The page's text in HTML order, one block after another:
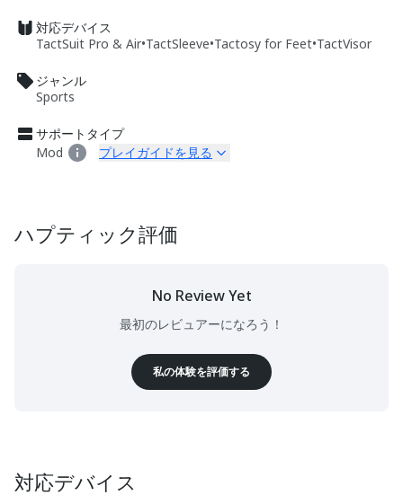
対応デバイス
TactSuit Pro & Air•TactSleeve•Tactosy for Feet•TactVisor
ジャンル
Sports
サポートタイプ
Mod
プレイガイドを見る
ハプティック評価
No Review Yet
最初のレビュアーになろう！
私の体験を評価する
対応デバイス